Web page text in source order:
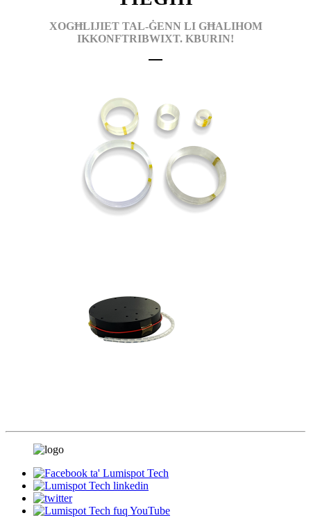
XOGĦLIJIET TAL-ĠENN LI GĦALIHOM
IKKONFTRIBWIXT. KBURIN!